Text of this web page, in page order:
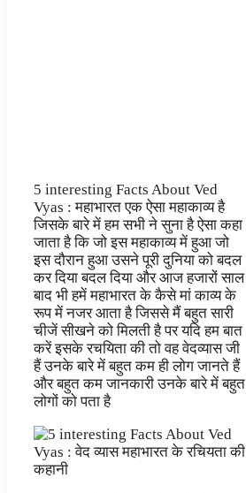
5 interesting Facts About Ved
Vyas : महाभारत एक ऐसा महाकाव्य है
जिसके बारे में हम सभी ने सुना है ऐसा कहा
जाता है कि जो इस महाकाव्य में हुआ जो
इस दौरान हुआ उसने पूरी दुनिया को बदल
कर दिया बदल दिया और आज हजारों साल
बाद भी हमें महाभारत के कैसे मां काव्य के
रूप में नजर आता है जिससे मैं बहुत सारी
चीजें सीखने को मिलती है पर यदि हम बात
करें इसके रचयिता की तो वह वेदव्यास जी
हैं उनके बारे में बहुत कम ही लोग जानते हैं
और बहुत कम जानकारी उनके बारे में बहुत
लोगों को पता है